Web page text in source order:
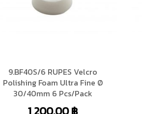
9.BF40S/6 RUPES Velcro
Polishing Foam Ultra Fine Ø
30/40mm 6 Pcs/Pack